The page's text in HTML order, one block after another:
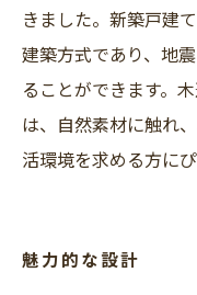
きました。新築戸建
建築方式であり、地
ることができます。
は、自然素材に触れ
活環境を求める方に
魅力的な設計